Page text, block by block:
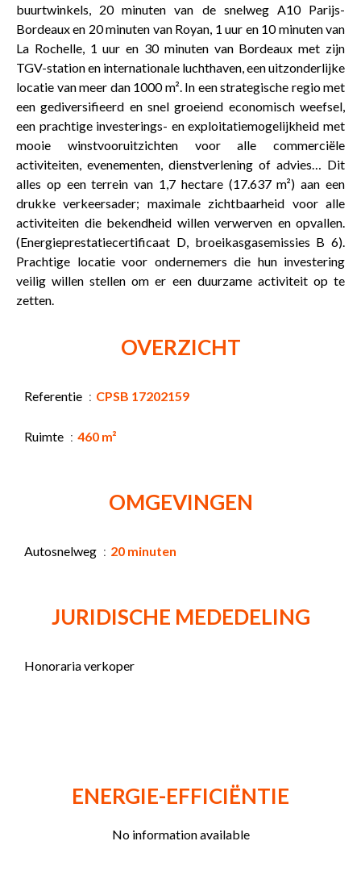
buurtwinkels, 20 minuten van de snelweg A10 Parijs-
Bordeaux en 20 minuten van Royan, 1 uur en 10 minuten van
La Rochelle, 1 uur en 30 minuten van Bordeaux met zijn
TGV-station en internationale luchthaven, een uitzonderlijke
locatie van meer dan 1000 m². In een strategische regio met
een gediversifieerd en snel groeiend economisch weefsel,
een prachtige investerings- en exploitatiemogelijkheid met
mooie winstvooruitzichten voor alle commerciële
activiteiten, evenementen, dienstverlening of advies… Dit
alles op een terrein van 1,7 hectare (17.637 m²) aan een
drukke verkeersader; maximale zichtbaarheid voor alle
activiteiten die bekendheid willen verwerven en opvallen.
(Energieprestatiecertificaat D, broeikasgasemissies B 6).
Prachtige locatie voor ondernemers die hun investering
veilig willen stellen om er een duurzame activiteit op te
zetten.
OVERZICHT
Referentie CPSB 17202159
Ruimte 460 m²
OMGEVINGEN
Autosnelweg 20 minuten
JURIDISCHE MEDEDELING
Honoraria verkoper
ENERGIE-EFFICIËNTIE
No information available